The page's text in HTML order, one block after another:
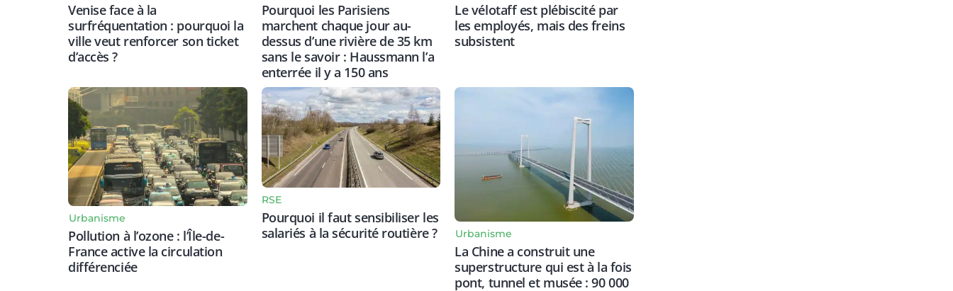
Venise face à la
surfréquentation : pourquoi la
ville veut renforcer son ticket
d’accès ?
Pourquoi les Parisiens
marchent chaque jour au-
dessus d’une rivière de 35 km
sans le savoir : Haussmann l’a
enterrée il y a 150 ans
Le vélotaff est plébiscité par
les employés, mais des freins
subsistent
Urbanisme
Pollution à l’ozone : l’Île-de-
France active la circulation
différenciée
RSE
Pourquoi il faut sensibiliser les
salariés à la sécurité routière ?
Urbanisme
La Chine a construit une
superstructure qui est à la fois
pont, tunnel et musée : 90 000